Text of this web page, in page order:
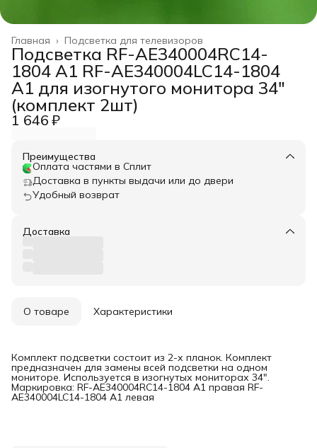
Подсветка для телевизоров
Главная ›
Подсветка RF-AE340004RC14-
1804 A1 RF-AE340004LC14-1804
A1 для изогнутого монитора 34"
(комплект 2шт)
1 646 ₽
Преимущества
Оплата частями в Сплит
Доставка в пункты выдачи или до двери
Удобный возврат
Доставка
О товаре Характеристики
Комплект подсветки состоит из 2-х планок. Комплект
предназначен для замены всей подсветки на одном
мониторе. Используется в изогнутых мониторах 34".
Маркировка: RF-AE340004RC14-1804 A1 правая RF-
AE340004LC14-1804 A1 левая